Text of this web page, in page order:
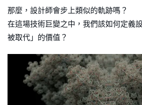
那麼，設計師會步上類似的軌跡嗎？
在這場技術巨變之中，我們該如何定義
被取代」的價值？